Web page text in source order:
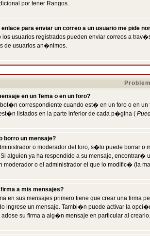
por tener Rangos.
enlace para enviar un correo a un usuario me pide
usuarios registrados pueden enviar correos a
de usuarios an�nimos.
en un Tema o en un foro?
correspondiente cuando est� en un foro o en
listados en la parte inferior de cada p�gina (
un mensaje?
o moderador del foro, s�lo puede borrar o
alguien ya ha respondido a su mensaje, encontrar�
moderador o el administrador el que lo modific� (la
a mis mensajes?
en sus mensajes primero tiene que crear una firma
ingrese un mensaje. Tambi�n puede activar la
su firma a alg�n mensaje en particular al crearlo.